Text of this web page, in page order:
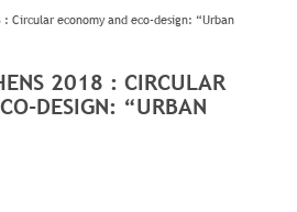
: Circular economy and eco-design: “Urban
2018 : CIRCULAR
DESIGN: “URBAN